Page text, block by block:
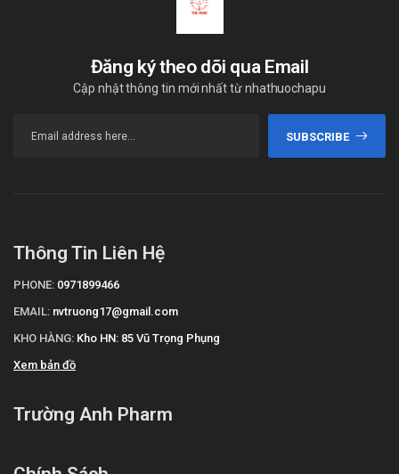
Đăng ký theo dõi qua Email
Cập nhật thông tin mới nhất từ nhathuochapu
SUBSCRIBE
Thông Tin Liên Hệ
PHONE: 0971899466
EMAIL: nvtruong17@gmail.com
KHO HÀNG: Kho HN: 85 Vũ Trọng Phụng
Xem bản đồ
Trường Anh Pharm